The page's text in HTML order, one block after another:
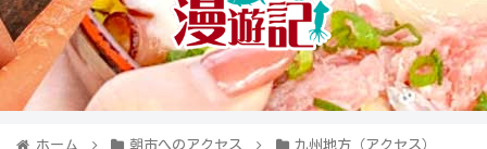
ホーム 朝市へのアクセス 九州地方（アクセス）